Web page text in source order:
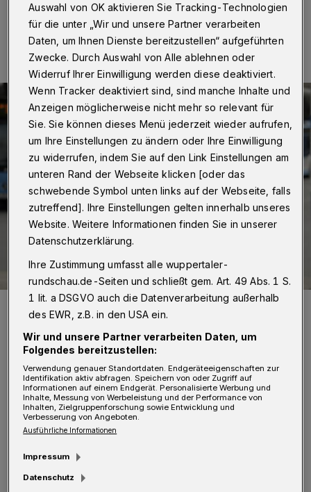
25.04.2021 , 20:00 Uhr Eine Minute Lesezeit
Markus Stockschläder (SPD).
Foto: SPD/Jens Grossmann
Z iel sei es, „damit einen Überblick
darüber gewinnen, wo im Netz
Schwerpunkte von Störungen auftreten und
wie diese behoben werden können“. Ein
Auswahl von OK aktivieren Sie Tracking-Technologien
für die unter „Wir und unsere Partner verarbeiten
Daten, um Ihnen Dienste bereitzustellen“ aufgeführten
Zwecke. Durch Auswahl von Alle ablehnen oder
Widerruf Ihrer Einwilligung werden diese deaktiviert.
Wenn Tracker deaktiviert sind, sind manche Inhalte und
Anzeigen möglicherweise nicht mehr so relevant für
Sie. Sie können dieses Menü jederzeit wieder aufrufen,
um Ihre Einstellungen zu ändern oder Ihre Einwilligung
zu widerrufen, indem Sie auf den Link Einstellungen am
unteren Rand der Webseite klicken [oder das
schwebende Symbol unten links auf der Webseite, falls
zutreffend]. Ihre Einstellungen gelten innerhalb unseres
Website. Weitere Informationen finden Sie in unserer
Datenschutzerklärung.
Ihre Zustimmung umfasst alle wuppertaler-
rundschau.de-Seiten und schließt gem. Art. 49 Abs. 1 S.
1 lit. a DSGVO auch die Datenverarbeitung außerhalb
des EWR, z.B. in den USA ein.
Wir und unsere Partner verarbeiten Daten, um
Folgendes bereitzustellen:
Verwendung genauer Standortdaten. Endgeräteeigenschaften zur
Identifikation aktiv abfragen. Speichern von oder Zugriff auf
Informationen auf einem Endgerät. Personalisierte Werbung und
Inhalte, Messung von Werbeleistung und der Performance von
Inhalten, Zielgruppenforschung sowie Entwicklung und
Verbesserung von Angeboten.
Ausführliche Informationen
Impressum
Datenschutz